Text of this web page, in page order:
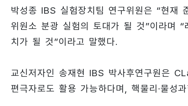
박성종 IBS 실험장치팀 연구위원은 “현재
위원소 분광 실험의 토대가 될 것”이라며
치가 될 것”이라고 말했다.
교신저자인 송재현 IBS 박사후연구원은
편극자로도 활용 가능하다며, 핵물리·물성